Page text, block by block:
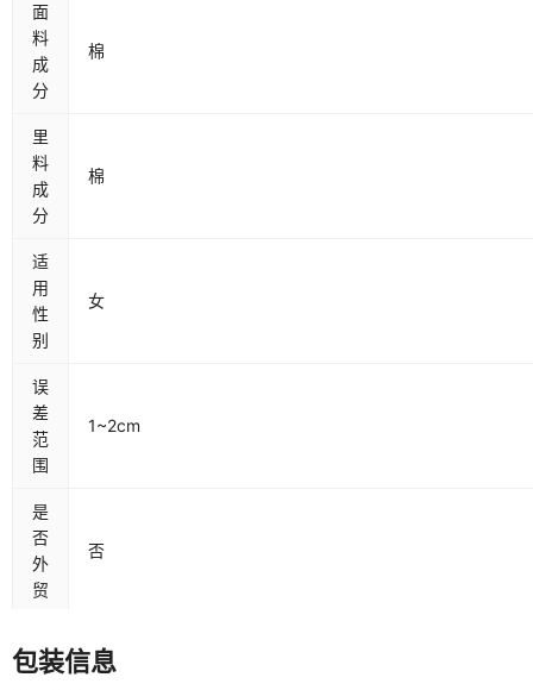
面
料
成
分
棉
里
料
成
分
棉
适
用
性
别
女
误
差
范
围
1~2cm
是
否
外
贸
否
库
包装信息